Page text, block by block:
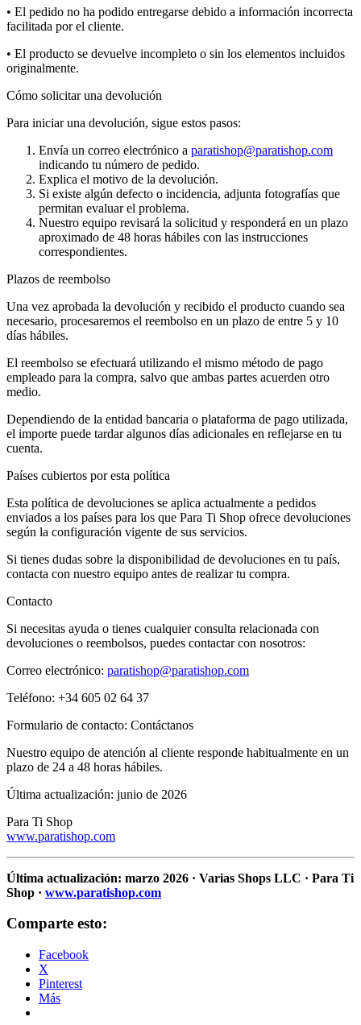
• El pedido no ha podido entregarse debido a información incorrecta
facilitada por el cliente.
• El producto se devuelve incompleto o sin los elementos incluidos
originalmente.
Cómo solicitar una devolución
Para iniciar una devolución, sigue estos pasos:
Envía un correo electrónico a paratishop@paratishop.com
indicando tu número de pedido.
Explica el motivo de la devolución.
Si existe algún defecto o incidencia, adjunta fotografías que
permitan evaluar el problema.
Nuestro equipo revisará la solicitud y responderá en un plazo
aproximado de 48 horas hábiles con las instrucciones
correspondientes.
Plazos de reembolso
Una vez aprobada la devolución y recibido el producto cuando sea
necesario, procesaremos el reembolso en un plazo de entre 5 y 10
días hábiles.
El reembolso se efectuará utilizando el mismo método de pago
empleado para la compra, salvo que ambas partes acuerden otro
medio.
Dependiendo de la entidad bancaria o plataforma de pago utilizada,
el importe puede tardar algunos días adicionales en reflejarse en tu
cuenta.
Países cubiertos por esta política
Esta política de devoluciones se aplica actualmente a pedidos
enviados a los países para los que Para Ti Shop ofrece devoluciones
según la configuración vigente de sus servicios.
Si tienes dudas sobre la disponibilidad de devoluciones en tu país,
contacta con nuestro equipo antes de realizar tu compra.
Contacto
Si necesitas ayuda o tienes cualquier consulta relacionada con
devoluciones o reembolsos, puedes contactar con nosotros:
Correo electrónico: paratishop@paratishop.com
Teléfono: +34 605 02 64 37
Formulario de contacto: Contáctanos
Nuestro equipo de atención al cliente responde habitualmente en un
plazo de 24 a 48 horas hábiles.
Última actualización: junio de 2026
Para Ti Shop
www.paratishop.com
Última actualización: marzo 2026 · Varias Shops LLC · Para Ti
Shop · www.paratishop.com
Comparte esto:
Facebook
X
Pinterest
Más